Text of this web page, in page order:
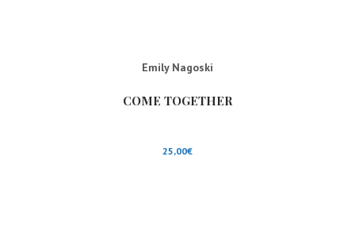
Emily Nagoski
COME TOGETHER
25,00€